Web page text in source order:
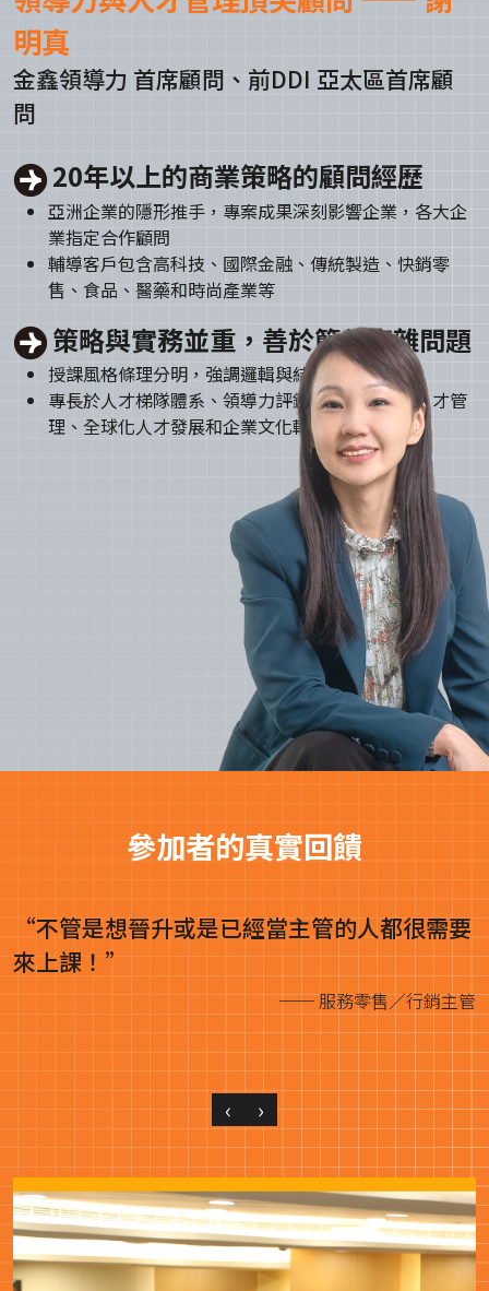
明真
金鑫領導力 首席顧問、前DDI 亞太區首席顧
問
20年以上的商業策略的顧問經歷
亞洲企業的隱形推手，專案成果深刻影響企業，各大企
業指定合作顧問
輔導客戶包含高科技、國際金融、傳統製造、快銷零
售、食品、醫藥和時尚產業等
策略與實務並重，善於簡化複雜問題
授課風格條理分明，強調邏輯與結構與實用場景
專長於人才梯隊體系、領導力評鑑與培訓、菁英人才管
理、全球化人才發展和企業文化轉型
參加者的真實回饋
‹ ›